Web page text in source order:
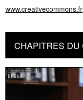
www.creativecommons.fr
CHAPITRES DU